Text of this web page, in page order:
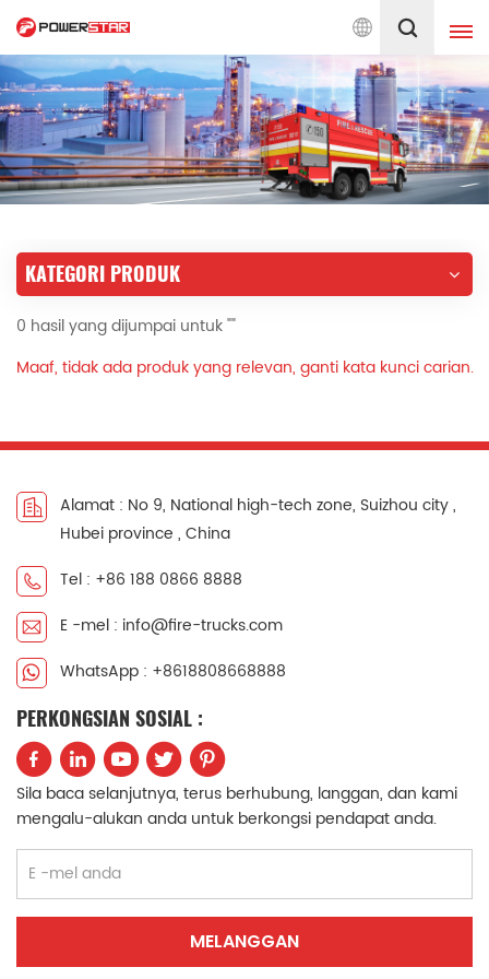
Bomba Sejak 1990 Melayu
English français
Deutsch русский
português
العربية
한국의 Türkçe
中文
Filipino
српски
KATEGORI PRODUK
0 hasil yang dijumpai untuk ""
Maaf, tidak ada produk yang relevan, ganti kata kunci carian.
Alamat : No 9, National high-tech zone, Suizhou city ,
Hubei province , China
Tel : +86 188 0866 8888
E -mel : info@fire-trucks.com
WhatsApp : +8618808668888
PERKONGSIAN SOSIAL :
Sila baca selanjutnya, terus berhubung, langgan, dan kami
mengalu-alukan anda untuk berkongsi pendapat anda.